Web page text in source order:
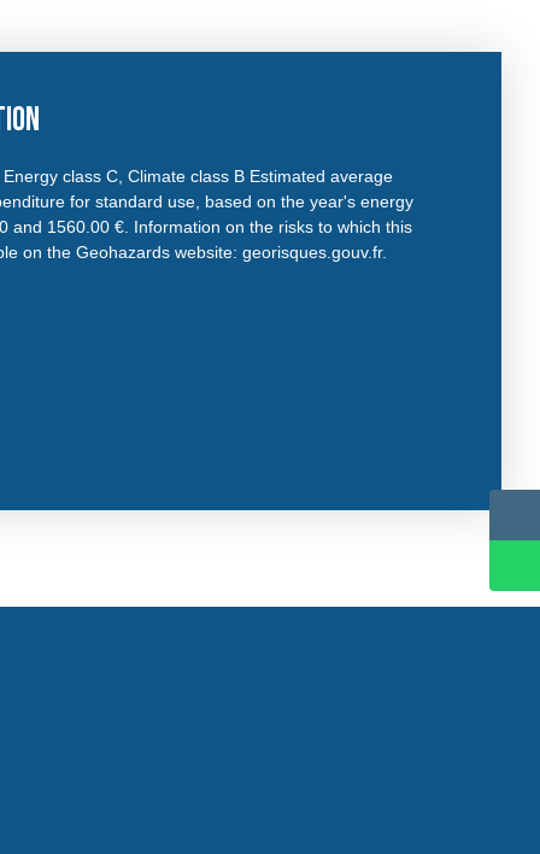
class C, Climate class B Estimated average
for standard use, based on the year's energy
and 1560.00 €. Information on the risks to which this
on the Geohazards website: georisques.gouv.fr.